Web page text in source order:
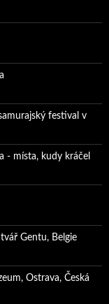
festival v
- místa, kudy kráčel
Gentu, Belgie
Ostrava, Česká